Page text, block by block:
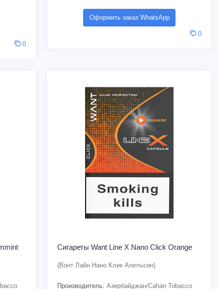
0
Оформить заказ WhatsApp
0
Сигареты Want Line X Nano Click Orange
(Вонт Лайн Нано Клик Апельсин)
Производитель: Азербайджан/Cahan Tobacco